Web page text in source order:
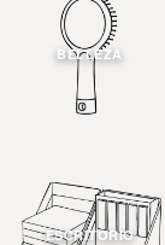
BELLEZA
ESCRITORIO